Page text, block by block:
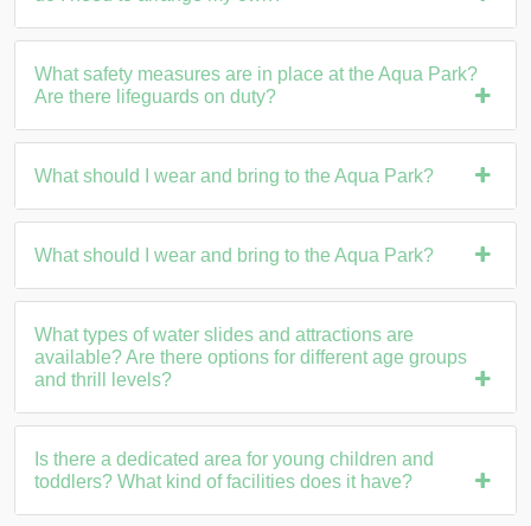
What safety measures are in place at the Aqua Park?
Are there lifeguards on duty?
What should I wear and bring to the Aqua Park?
What should I wear and bring to the Aqua Park?
What types of water slides and attractions are
available? Are there options for different age groups
and thrill levels?
Is there a dedicated area for young children and
toddlers? What kind of facilities does it have?